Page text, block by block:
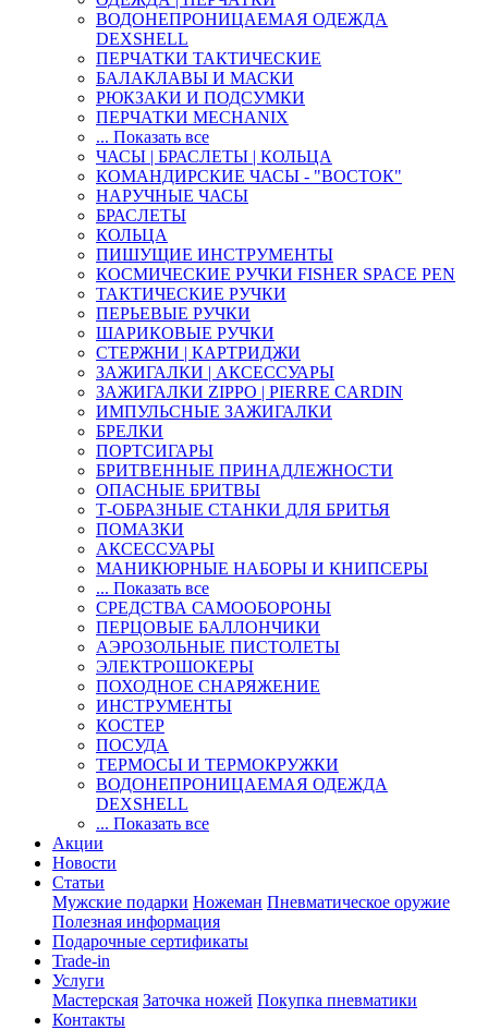
ВОДОНЕПРОНИЦАЕМАЯ ОДЕЖДА
DEXSHELL
ПЕРЧАТКИ ТАКТИЧЕСКИЕ
БАЛАКЛАВЫ И МАСКИ
РЮКЗАКИ И ПОДСУМКИ
ПЕРЧАТКИ MECHANIX
... Показать все
ЧАСЫ | БРАСЛЕТЫ | КОЛЬЦА
КОМАНДИРСКИЕ ЧАСЫ - "ВОСТОК"
НАРУЧНЫЕ ЧАСЫ
БРАСЛЕТЫ
КОЛЬЦА
ПИШУЩИЕ ИНСТРУМЕНТЫ
КОСМИЧЕСКИЕ РУЧКИ FISHER SPACE PEN
ТАКТИЧЕСКИЕ РУЧКИ
ПЕРЬЕВЫЕ РУЧКИ
ШАРИКОВЫЕ РУЧКИ
СТЕРЖНИ | КАРТРИДЖИ
ЗАЖИГАЛКИ | АКСЕССУАРЫ
ЗАЖИГАЛКИ ZIPPO | PIERRE CARDIN
ИМПУЛЬСНЫЕ ЗАЖИГАЛКИ
БРЕЛКИ
ПОРТСИГАРЫ
БРИТВЕННЫЕ ПРИНАДЛЕЖНОСТИ
ОПАСНЫЕ БРИТВЫ
Т-ОБРАЗНЫЕ СТАНКИ ДЛЯ БРИТЬЯ
ПОМАЗКИ
АКСЕССУАРЫ
МАНИКЮРНЫЕ НАБОРЫ И КНИПСЕРЫ
... Показать все
СРЕДСТВА САМООБОРОНЫ
ПЕРЦОВЫЕ БАЛЛОНЧИКИ
АЭРОЗОЛЬНЫЕ ПИСТОЛЕТЫ
ЭЛЕКТРОШОКЕРЫ
ПОХОДНОЕ СНАРЯЖЕНИЕ
ИНСТРУМЕНТЫ
КОСТЕР
ПОСУДА
ТЕРМОСЫ И ТЕРМОКРУЖКИ
ВОДОНЕПРОНИЦАЕМАЯ ОДЕЖДА
DEXSHELL
... Показать все
Акции
Новости
Статьи
Мужские подарки Ножеман Пневматическое оружие
Полезная информация
Подарочные сертификаты
Trade-in
Услуги
Мастерская Заточка ножей Покупка пневматики
Контакты